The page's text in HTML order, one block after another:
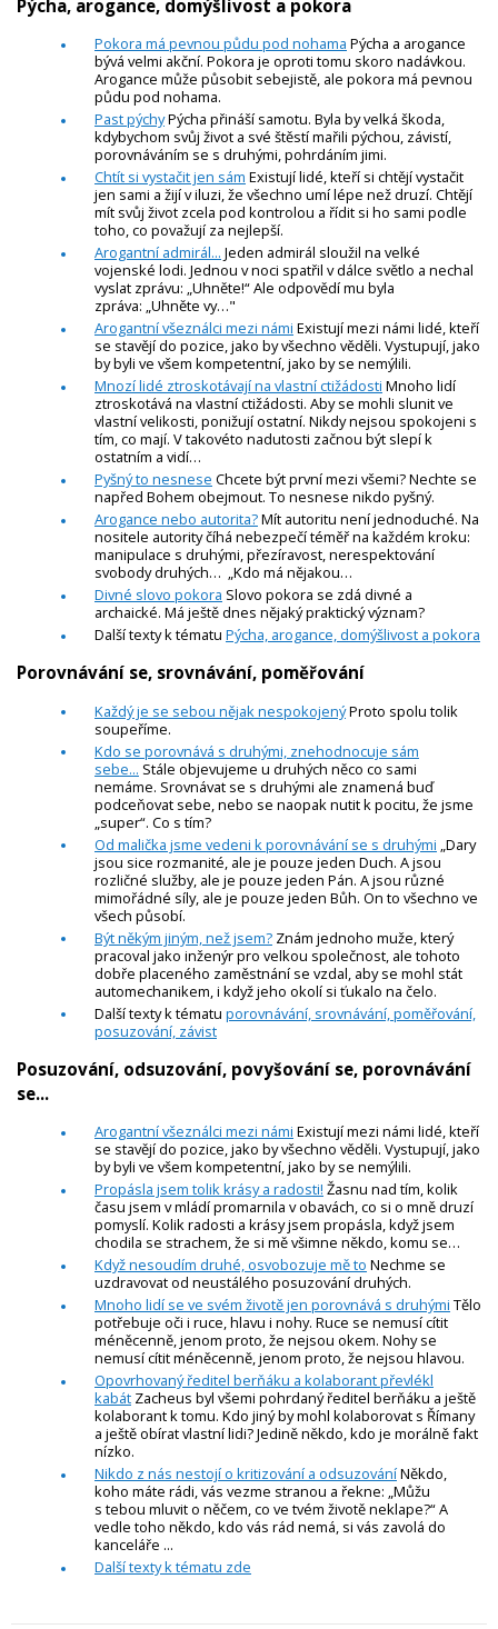
Pýcha, arogance, domýšlivost a pokora
Pokora má pevnou půdu pod nohama Pýcha a arogance
bývá velmi akční. Pokora je oproti tomu skoro nadávkou.
Arogance může působit sebejistě, ale pokora má pevnou
půdu pod nohama.
Past pýchyPýcha přináší samotu. Byla by velká škoda,
kdybychom svůj život a své štěstí mařili pýchou, závistí,
porovnáváním se s druhými, pohrdáním jimi.
Chtít si vystačit jen sám Existují lidé, kteří si chtějí vystačit
jen sami a žijí v iluzi, že všechno umí lépe než druzí. Chtějí
mít svůj život zcela pod kontrolou a řídit si ho sami podle
toho, co považují za nejlepší.
Arogantní admirál... Jeden admirál sloužil na velké
vojenské lodi. Jednou v noci spatřil v dálce světlo a nechal
vyslat zprávu: „Uhněte!“ Ale odpovědí mu byla
zpráva: „Uhněte vy…"
Arogantní všeználci mezi námi Existují mezi námi lidé, kteří
se stavějí do pozice, jako by všechno věděli. Vystupují, jako
by byli ve všem kompetentní, jako by se nemýlili.
Mnozí lidé ztroskotávají na vlastní ctižádosti Mnoho lidí
ztroskotává na vlastní ctižádosti. Aby se mohli slunit ve
vlastní velikosti, ponižují ostatní. Nikdy nejsou spokojeni s
tím, co mají. V takovéto nadutosti začnou být slepí k
ostatním a vidí…
Pyšný to nesnese Chcete být první mezi všemi? Nechte se
napřed Bohem obejmout. To nesnese nikdo pyšný.
Arogance nebo autorita?Mít autoritu není jednoduché. Na
nositele autority číhá nebezpečí téměř na každém kroku:
manipulace s druhými, přezíravost, nerespektování
svobody druhých… „Kdo má nějakou…
Divné slovo pokora Slovo pokora se zdá divné a
archaické. Má ještě dnes nějaký praktický význam?
Další texty k tématu Pýcha, arogance, domýšlivost a pokora
Porovnávání se, srovnávání, poměřování
Každý je se sebou nějak nespokojenýProto spolu tolik
soupeříme.
Kdo se porovnává s druhými, znehodnocuje sám
sebe... Stále objevujeme u druhých něco co sami
nemáme. Srovnávat se s druhými ale znamená buď
podceňovat sebe, nebo se naopak nutit k pocitu, že jsme
„super“. Co s tím?
Od malička jsme vedeni k porovnávání se s druhými „Dary
jsou sice rozmanité, ale je pouze jeden Duch. A jsou
rozličné služby, ale je pouze jeden Pán. A jsou různé
mimořádné síly, ale je pouze jeden Bůh. On to všechno ve
všech působí.
Být někým jiným, než jsem? Znám jednoho muže, který
pracoval jako inženýr pro velkou společnost, ale tohoto
dobře placeného zaměstnání se vzdal, aby se mohl stát
automechanikem, i když jeho okolí si ťukalo na čelo.
Další texty k tématu porovnávání, srovnávání, poměřování,
posuzování, závist
Posuzování, odsuzování, povyšování se, porovnávání
se...
Arogantní všeználci mezi námi Existují mezi námi lidé, kteří
se stavějí do pozice, jako by všechno věděli. Vystupují, jako
by byli ve všem kompetentní, jako by se nemýlili.
Propásla jsem tolik krásy a radosti! Žasnu nad tím, kolik
času jsem v mládí promarnila v obavách, co si o mně druzí
pomyslí. Kolik radosti a krásy jsem propásla, když jsem
chodila se strachem, že si mě všimne někdo, komu se…
Když nesoudím druhé, osvobozuje mě to Nechme se
uzdravovat od neustálého posuzování druhých.
Mnoho lidí se ve svém životě jen porovnává s druhými Tělo
potřebuje oči i ruce, hlavu i nohy. Ruce se nemusí cítit
méněcenně, jenom proto, že nejsou okem. Nohy se
nemusí cítit méněcenně, jenom proto, že nejsou hlavou.
Opovrhovaný ředitel berňáku a kolaborant převlékl
kabát Zacheus byl všemi pohrdaný ředitel berňáku a ještě
kolaborant k tomu. Kdo jiný by mohl kolaborovat s Římany
a ještě obírat vlastní lidi? Jedině někdo, kdo je morálně fakt
nízko.
Nikdo z nás nestojí o kritizování a odsuzováníNěkdo,
koho máte rádi, vás vezme stranou a řekne: „Můžu
s tebou mluvit o něčem, co ve tvém životě neklape?“ A
vedle toho někdo, kdo vás rád nemá, si vás zavolá do
kanceláře ...
Další texty k tématu zde